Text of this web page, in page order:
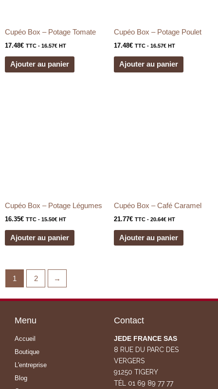
Cupéo Box – Potage Tomate
17.48€ TTC - 16.57€ HT
Ajouter au panier
Cupéo Box – Potage Poulet
17.48€ TTC - 16.57€ HT
Ajouter au panier
Cupéo Box – Potage Légumes
16.35€ TTC - 15.50€ HT
Ajouter au panier
Cupéo Box – Café Caramel
21.77€ TTC - 20.64€ HT
Ajouter au panier
1 2 →
Menu
Accueil
Boutique
L'entreprise
Blog
Contact
JEDE FRANCE SAS
8 RUE DU PARC DES
VERGERS
91250 TIGERY
TÉL 01 69 89 77 77